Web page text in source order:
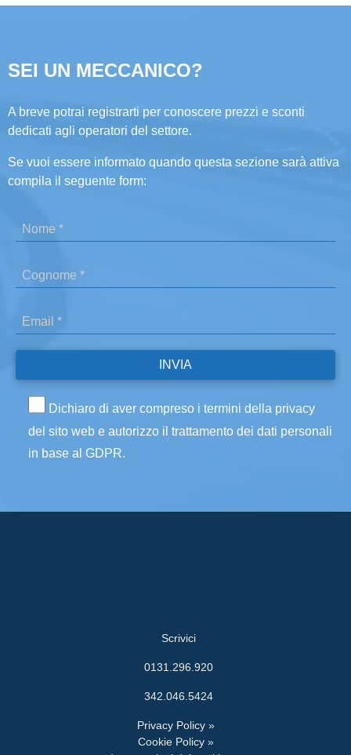
SEI UN MECCANICO?
A breve potrai registrarti per conoscere prezzi e sconti
dedicati agli operatori del settore.
Se vuoi essere informato quando questa sezione sarà attiva
compila il seguente form:
Dichiaro di aver compreso i termini della privacy
del sito web e autorizzo il trattamento dei dati personali
in base al GDPR.
Scrivici
0131.296.920
342.046.5424
Privacy Policy »
Cookie Policy »